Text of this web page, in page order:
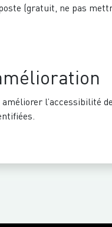
(gratuit, ne pas
améliorer l’accessibilité